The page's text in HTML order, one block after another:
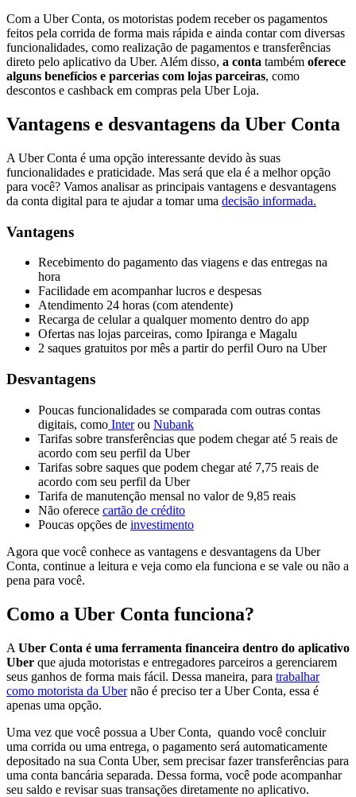
Com a Uber Conta, os motoristas podem receber os pagamentos
feitos pela corrida de forma mais rápida e ainda contar com diversas
funcionalidades, como realização de pagamentos e transferências
direto pelo aplicativo da Uber. Além disso, a conta também oferece
alguns benefícios e parcerias com lojas parceiras, como
descontos e cashback em compras pela Uber Loja.
Vantagens e desvantagens da Uber Conta
A Uber Conta é uma opção interessante devido às suas
funcionalidades e praticidade. Mas será que ela é a melhor opção
para você? Vamos analisar as principais vantagens e desvantagens
da conta digital para te ajudar a tomar uma decisão informada.
Vantagens
Recebimento do pagamento das viagens e das entregas na
hora
Facilidade em acompanhar lucros e despesas
Atendimento 24 horas (com atendente)
Recarga de celular a qualquer momento dentro do app
Ofertas nas lojas parceiras, como Ipiranga e Magalu
2 saques gratuitos por mês a partir do perfil Ouro na Uber
Desvantagens
Poucas funcionalidades se comparada com outras contas
digitais, como Interou Nubank
Tarifas sobre transferências que podem chegar até 5 reais de
acordo com seu perfil da Uber
Tarifas sobre saques que podem chegar até 7,75 reais de
acordo com seu perfil da Uber
Tarifa de manutenção mensal no valor de 9,85 reais
Não oferece cartão de crédito
Poucas opções de investimento
Agora que você conhece as vantagens e desvantagens da Uber
Conta, continue a leitura e veja como ela funciona e se vale ou não a
pena para você.
Como a Uber Conta funciona?
A Uber Conta é uma ferramenta financeira dentro do aplicativo
Uber que ajuda motoristas e entregadores parceiros a gerenciarem
seus ganhos de forma mais fácil. Dessa maneira, para trabalhar
como motorista da Ubernão é preciso ter a Uber Conta, essa é
apenas uma opção.
Uma vez que você possua a Uber Conta, quando você concluir
uma corrida ou uma entrega, o pagamento será automaticamente
depositado na sua Conta Uber, sem precisar fazer transferências para
uma conta bancária separada. Dessa forma, você pode acompanhar
seu saldo e revisar suas transações diretamente no aplicativo.